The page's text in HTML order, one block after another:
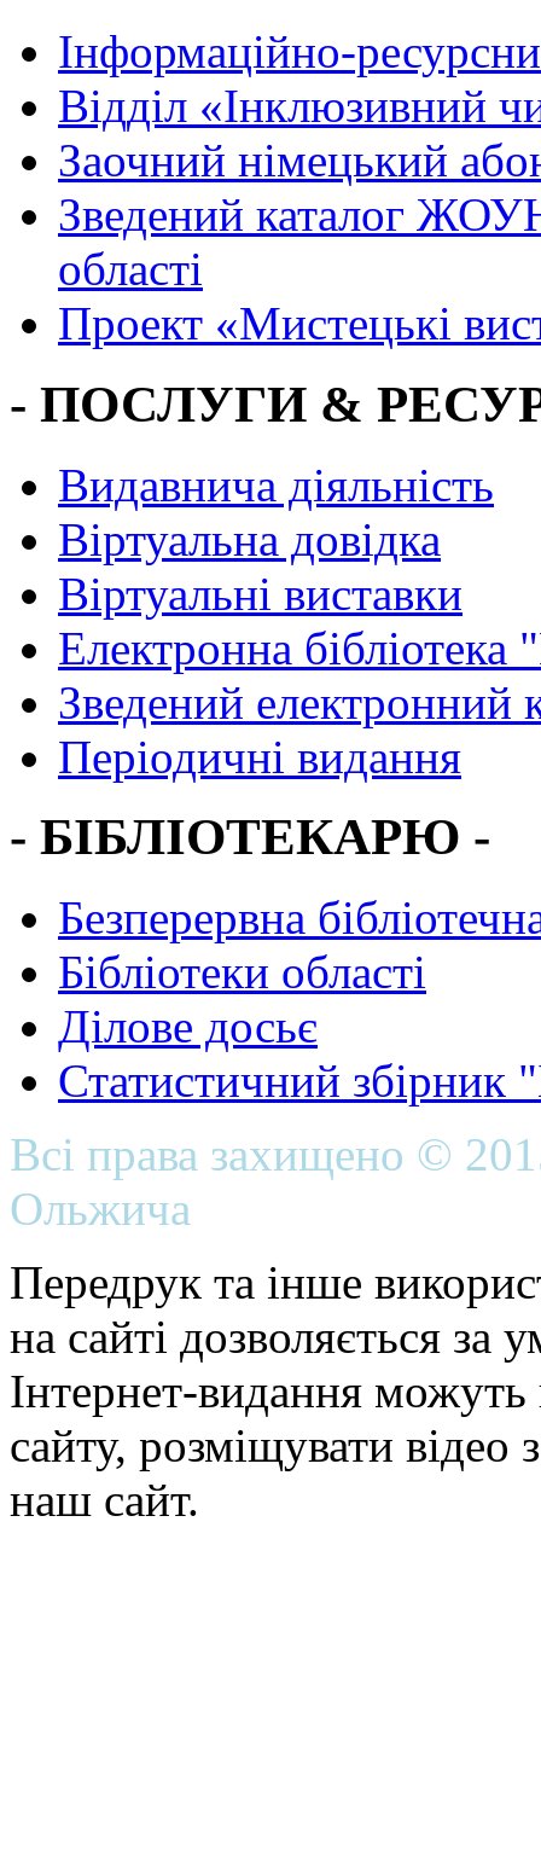
Інформаційно-
Вiддiл «Інклюзивний
Заочний німецький
Зведений каталог
області
Проект «Мистецькі
- ПОСЛУГИ &
Видавнича діяльність
Віртуальна довідка
Віртуальні виставки
Електронна
Зведений електронний
Періодичні видання
- БІБЛІОТЕКАРЮ -
Безперервна
Бібліотеки області
Ділове досьє
Статистичний
Всі права захищено ©
Ольжича
Передрук та інше
на сайті дозволяється
Інтернет-видання можуть
сайту, розміщувати відео
наш сайт.